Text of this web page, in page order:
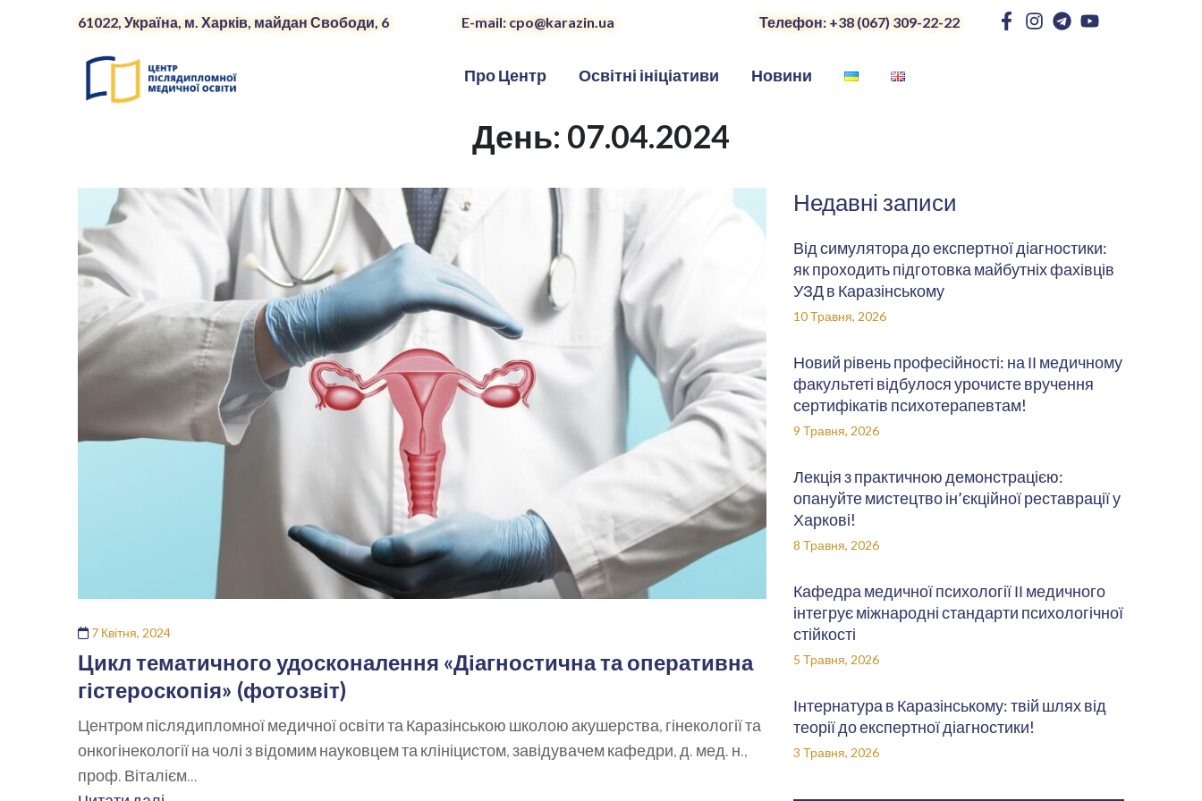
61022, Україна, м. Харків, майдан Свободи, 6 E-mail: cpo@karazin.ua Телефон: +38 (067) 309-22-22
Про Центр Освітні ініціативи Новини
День: 07.04.2024
7 Квітня, 2024
Цикл тематичного удосконалення «Діагностична та оперативна
гістероскопія» (фотозвіт)
Центром післядипломної медичної освіти та Каразінською школою акушерства, гінекології та
онкогінекології на чолі з відомим науковцем та клініцистом, завідувачем кафедри, д. мед. н.,
проф. Віталієм...
Недавні записи
Від симулятора до експертної діагностики:
як проходить підготовка майбутніх фахівців
УЗД в Каразінському
10 Травня, 2026
Новий рівень професійності: на ІІ медичному
факультеті відбулося урочисте вручення
сертифікатів психотерапевтам!
9 Травня, 2026
Лекція з практичною демонстрацією:
опануйте мистецтво ін’єкційної реставрації у
Харкові!
8 Травня, 2026
Кафедра медичної психології ІІ медичного
інтегрує міжнародні стандарти психологічної
стійкості
5 Травня, 2026
Інтернатура в Каразінському: твій шлях від
теорії до експертної діагностики!
3 Травня, 2026